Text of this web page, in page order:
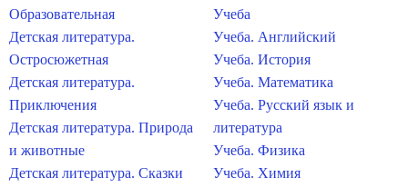
Образовательная
Детская литература.
Остросюжетная
Детская литература.
Приключения
Детская литература. Природа
и животные
Детская литература. Сказки
Учеба
Учеба. Английский
Учеба. История
Учеба. Математика
Учеба. Русский язык и
литература
Учеба. Физика
Учеба. Химия